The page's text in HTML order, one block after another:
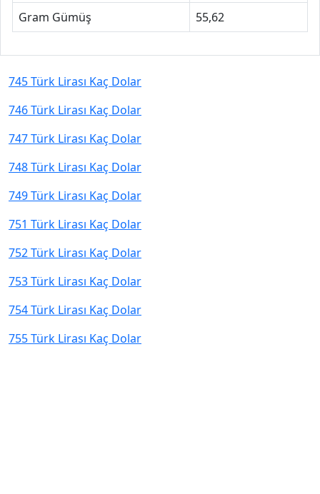
Gram Gümüş
55,62
745 Türk Lirası Kaç Dolar
746 Türk Lirası Kaç Dolar
747 Türk Lirası Kaç Dolar
748 Türk Lirası Kaç Dolar
749 Türk Lirası Kaç Dolar
751 Türk Lirası Kaç Dolar
752 Türk Lirası Kaç Dolar
753 Türk Lirası Kaç Dolar
754 Türk Lirası Kaç Dolar
755 Türk Lirası Kaç Dolar